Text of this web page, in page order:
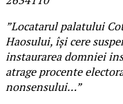
”Locatarul palatului
Haosului, își cere
instaurarea domniei
atrage procente
nonsensului…”